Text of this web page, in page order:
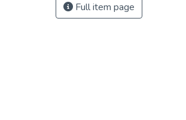
Full item page